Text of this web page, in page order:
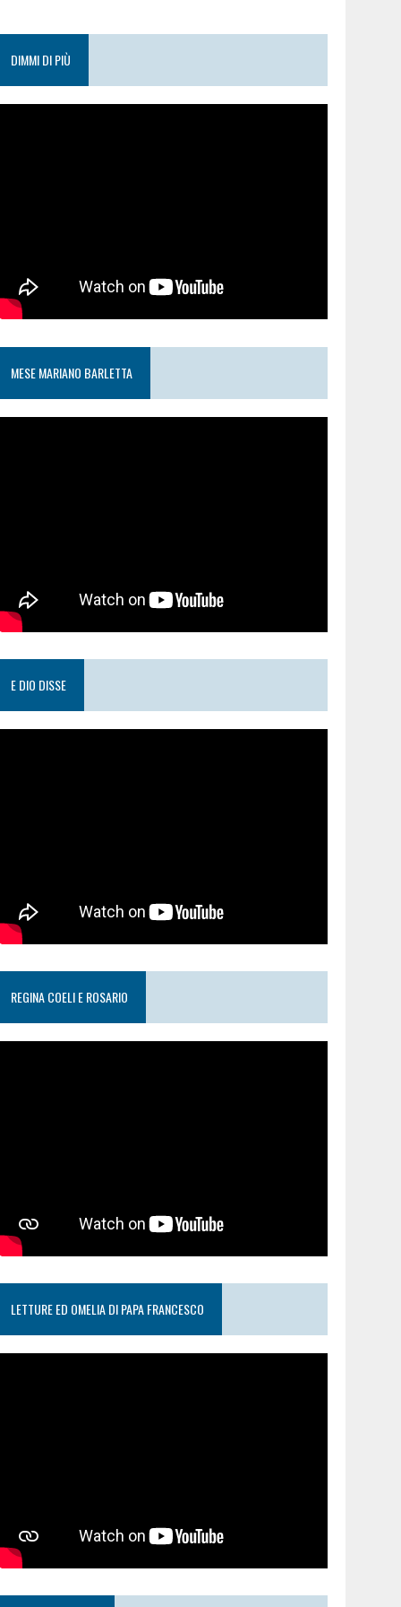
DIMMI DI PIÙ
MESE MARIANO BARLETTA
E DIO DISSE
REGINA COELI E ROSARIO
LETTURE ED OMELIA DI PAPA FRANCESCO